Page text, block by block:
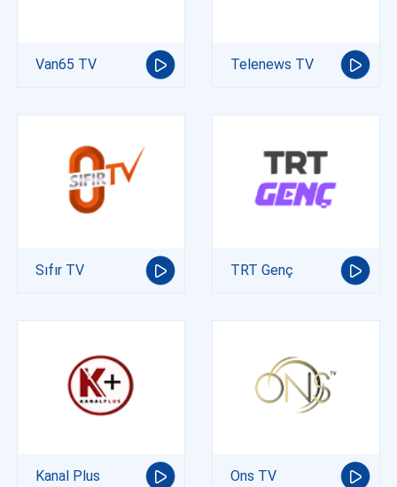
Van65 TV Telenews TV
Sıfır TV TRT Genç
Kanal Plus Ons TV